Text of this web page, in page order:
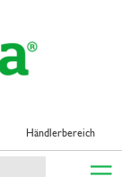
Händlerbereich